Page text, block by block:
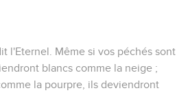
l'Eternel. Même si vos péchés sont
blancs comme la neige ;
la pourpre, ils deviendront